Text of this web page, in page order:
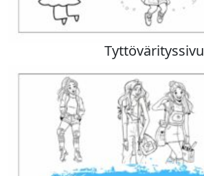
Tyttövärityssivu